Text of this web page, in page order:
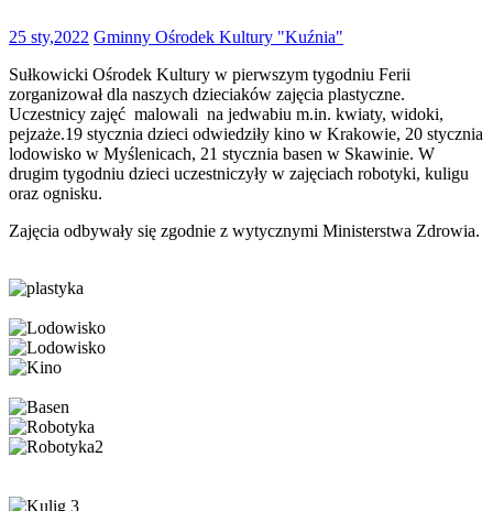
25 sty,2022 Gminny Ośrodek Kultury "Kuźnia"
Sułkowicki Ośrodek Kultury w pierwszym tygodniu Ferii
zorganizował dla naszych dzieciaków zajęcia plastyczne.
Uczestnicy zajęć malowali na jedwabiu m.in. kwiaty, widoki,
pejzaże.19 stycznia dzieci odwiedziły kino w Krakowie, 20 stycznia
lodowisko w Myślenicach, 21 stycznia basen w Skawinie. W
drugim tygodniu dzieci uczestniczyły w zajęciach robotyki, kuligu
oraz ognisku.
Zajęcia odbywały się zgodnie z wytycznymi Ministerstwa Zdrowia.